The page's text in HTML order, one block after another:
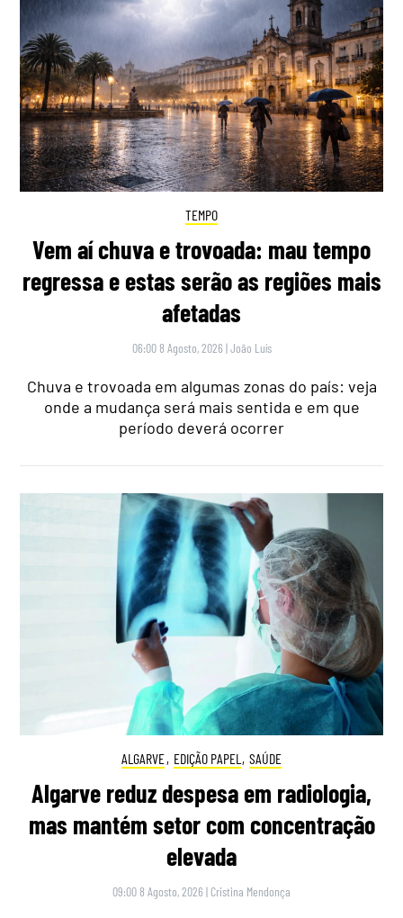
TEMPO
Vem aí chuva e trovoada: mau tempo
regressa e estas serão as regiões mais
afetadas
06:00 8 Agosto, 2026 |João Luís
Chuva e trovoada em algumas zonas do país: veja
onde a mudança será mais sentida e em que
período deverá ocorrer
ALGARVE, EDIÇÃO PAPEL , SAÚDE
Algarve reduz despesa em radiologia,
mas mantém setor com concentração
elevada
09:00 8 Agosto, 2026 | Cristina Mendonça